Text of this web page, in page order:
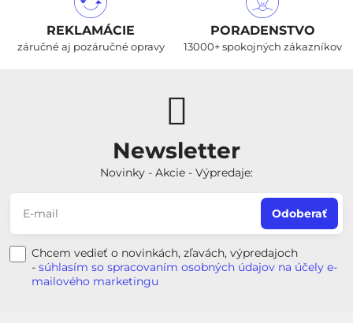
REKLAMÁCIE
záručné aj pozáručné opravy
PORADENSTVO
13000+ spokojných zákazníkov
Newsletter
Novinky - Akcie - Výpredaje:
Odoberať
Chcem vedieť o novinkách, zľavách, výpredajoch
- súhlasím so spracovaním osobných údajov na účely e-
mailového marketingu